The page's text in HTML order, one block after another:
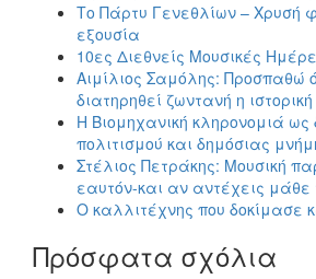
Το Πάρτυ Γενεθλίων – Χρυσή
εξουσία
10ες Διεθνείς Μουσικές
Αιμίλιος Σαμόλης: Προσπαθώ
διατηρηθεί ζωντανή η
Η Βιομηχανική κληρονομιά ως
πολιτισμού και δημόσιας
Στέλιος Πετράκης: Μουσική
εαυτόν-και αν αντέχεις μάθε
Ο καλλιτέχνης που δοκίμασε
Πρόσφατα σχόλια